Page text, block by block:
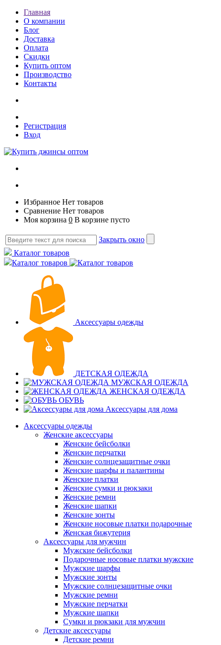
Главная
О компании
Блог
Доставка
Оплата
Скидки
Купить оптом
Производство
Контакты
Регистрация
Вход
Избранное Нет товаров
Сравнение Нет товаров
Моя корзина 0 В корзине пусто
Закрыть окно
Каталог товаров
Каталог товаров
Аксессуары одежды
ДЕТСКАЯ ОДЕЖДА
МУЖСКАЯ ОДЕЖДА
ЖЕНСКАЯ ОДЕЖДА
ОБУВЬ
Аксессуары для дома
Аксессуары одежды
Женские аксессуары
Женские бейсболки
Женские перчатки
Женские солнцезащитные очки
Женские шарфы и палантины
Женские платки
Женские сумки и рюкзаки
Женские ремни
Женские шапки
Женские зонты
Женские носовые платки подарочные
Женская бижутерия
Аксессуары для мужчин
Мужские бейсболки
Подарочные носовые платки мужские
Мужские шарфы
Мужские зонты
Мужские солнцезащитные очки
Мужские ремни
Мужские перчатки
Мужские шапки
Сумки и рюкзаки для мужчин
Детские аксессуары
Детские ремни